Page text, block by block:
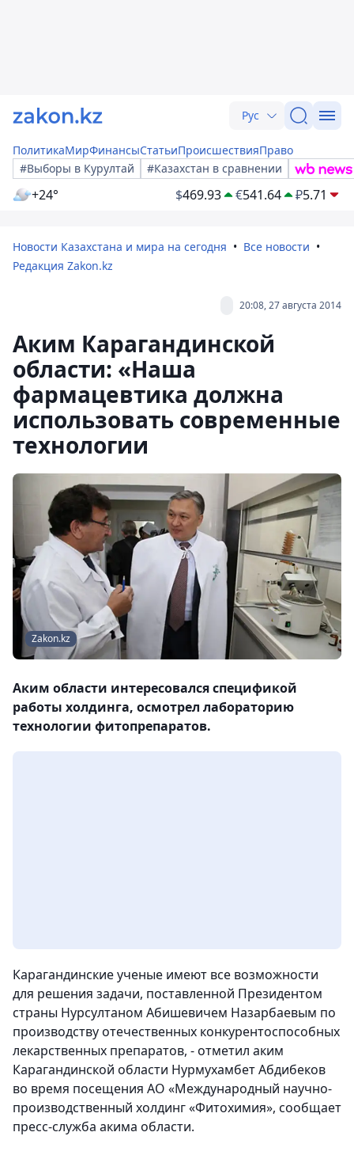
Рус
ПолитикаМирФинансыСтатьиПроисшествияПраво
#Выборы в Курултай
#Казахстан в сравнении
+24° $469.93 €541.64 ₽5.71
Новости Казахстана и мира на сегодня
Все новости
Редакция Zakon.kz
20:08, 27 августа 2014
Аким Карагандинской
области: «Наша
фармацевтика должна
использовать современные
технологии
Zakon.kz
Аким области интересовался спецификой
работы холдинга, осмотрел лабораторию
технологии фитопрепаратов.
Карагандинские ученые имеют все возможности
для решения задачи, поставленной Президентом
страны Нурсултаном Абишевичем Назарбаевым по
производству отечественных конкурентоспособных
лекарственных препаратов, - отметил аким
Карагандинской области Нурмухамбет Абдибеков
во время посещения АО «Международный научно-
производственный холдинг «Фитохимия», сообщает
пресс-служба акима области.